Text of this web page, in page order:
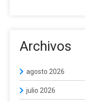
Archivos
agosto 2026
julio 2026